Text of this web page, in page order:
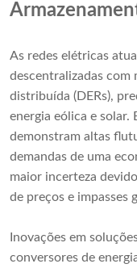
As redes elétricas
descentralizadas com
distribuída (DERs),
energia eólica e solar.
demonstram altas
demandas de uma
maior incerteza
de preços e impasses
Inovações em
conversores de